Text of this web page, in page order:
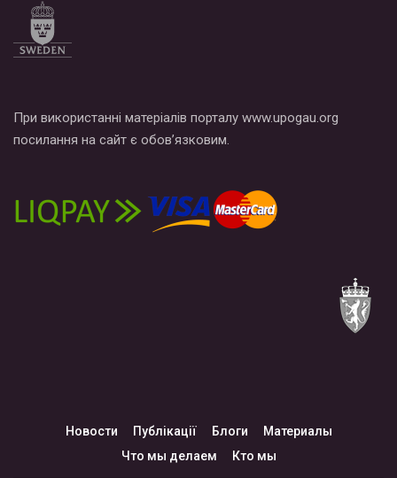
При використанні матеріалів порталу www.upogau.org
посилання на сайт є обов’язковим.
Новости Публікації Блоги
Материалы
Что мы делаем
Кто мы